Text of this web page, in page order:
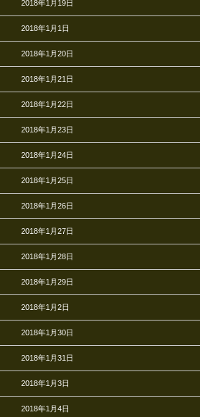
2018年1月19日
2018年1月1日
2018年1月20日
2018年1月21日
2018年1月22日
2018年1月23日
2018年1月24日
2018年1月25日
2018年1月26日
2018年1月27日
2018年1月28日
2018年1月29日
2018年1月2日
2018年1月30日
2018年1月31日
2018年1月3日
2018年1月4日